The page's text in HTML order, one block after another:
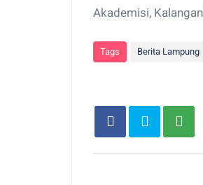
Akademisi,
Tags Berita Lampung